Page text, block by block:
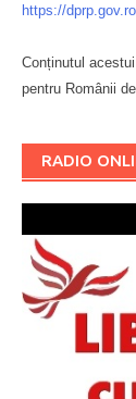
https://
Conținutul
pentru Românii
RADIO